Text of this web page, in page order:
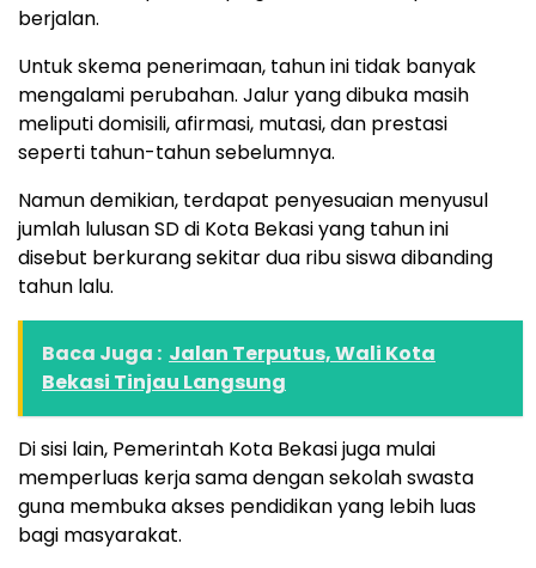
berjalan.
Untuk skema penerimaan, tahun ini tidak banyak
mengalami perubahan. Jalur yang dibuka masih
meliputi domisili, afirmasi, mutasi, dan prestasi
seperti tahun-tahun sebelumnya.
Namun demikian, terdapat penyesuaian menyusul
jumlah lulusan SD di Kota Bekasi yang tahun ini
disebut berkurang sekitar dua ribu siswa dibanding
tahun lalu.
Baca Juga : Jalan Terputus, Wali Kota
Bekasi Tinjau Langsung
Di sisi lain, Pemerintah Kota Bekasi juga mulai
memperluas kerja sama dengan sekolah swasta
guna membuka akses pendidikan yang lebih luas
bagi masyarakat.